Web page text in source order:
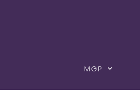
MGP